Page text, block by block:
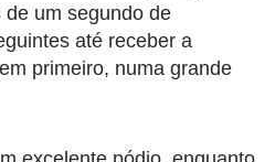
um segundo de
até receber a
primeiro, numa grande